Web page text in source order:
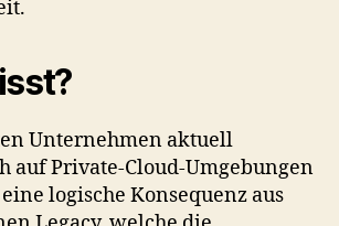
Unternehmen aktuell
auf Private-Cloud-Umgebungen
logische Konsequenz aus